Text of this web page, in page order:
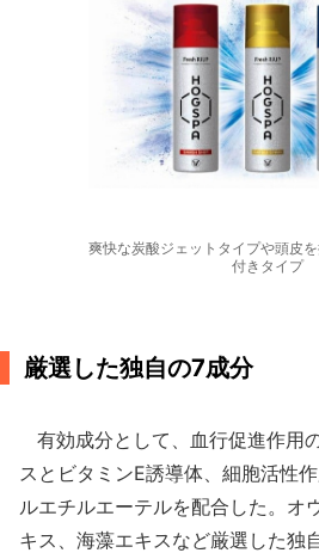
爽快な炭酸ジェットタイプや頭皮
付きタイプ
厳選した独自の7成分
有効成分として、血行促進作用
スとビタミンE誘導体、細胞活性
ルエチルエーテルを配合した。オ
キス、海藻エキスなど厳選した独